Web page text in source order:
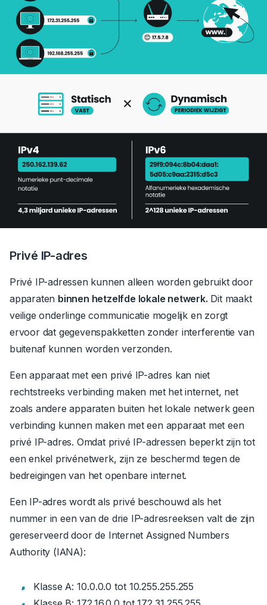
Privé IP-adres
Privé IP-adressen kunnen alleen worden gebruikt door
apparaten binnen hetzelfde lokale netwerk. Dit maakt
veilige onderlinge communicatie mogelijk en zorgt
ervoor dat gegevenspakketten zonder interferentie van
buitenaf kunnen worden verzonden.
Een apparaat met een privé IP-adres kan niet
rechtstreeks verbinding maken met het internet, net
zoals andere apparaten buiten het lokale netwerk geen
verbinding kunnen maken met een apparaat met een
privé IP-adres. Omdat privé IP-adressen beperkt zijn tot
een enkel privénetwerk, zijn ze beschermd tegen de
bedreigingen van het openbare internet.
Een IP-adres wordt als privé beschouwd als het
nummer in een van de drie IP-adresreeksen valt die zijn
gereserveerd door de Internet Assigned Numbers
Authority (IANA):
Klasse A: 10.0.0.0 tot 10.255.255.255